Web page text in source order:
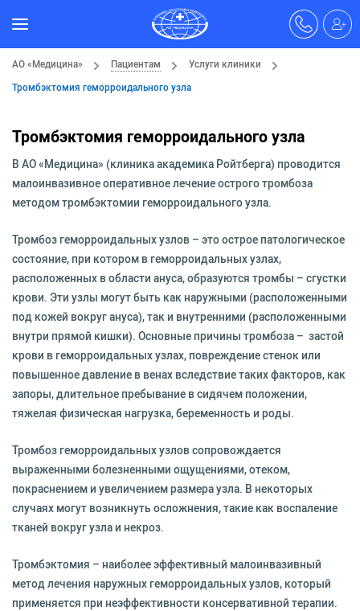
АО «Медицина» Пациентам
Услуги клиники
Тромбэктомия геморроидального узла
Тромбэктомия геморроидального узла
В АО «Медицина» (клиника академика Ройтберга) проводится
малоинвазивное оперативное лечение острого тромбоза
методом тромбэктомии геморроидального узла.
Тромбоз геморроидальных узлов – это острое патологическое
состояние, при котором в геморроидальных узлах,
расположенных в области ануса, образуются тромбы – сгустки
крови. Эти узлы могут быть как наружными (расположенными
под кожей вокруг ануса), так и внутренними (расположенными
внутри прямой кишки). Основные причины тромбоза – застой
крови в геморроидальных узлах, повреждение стенок или
повышенное давление в венах вследствие таких факторов, как
запоры, длительное пребывание в сидячем положении,
тяжелая физическая нагрузка, беременность и роды.
Тромбоз геморроидальных узлов сопровождается
выраженными болезненными ощущениями, отеком,
покраснением и увеличением размера узла. В некоторых
случаях могут возникнуть осложнения, такие как воспаление
тканей вокруг узла и некроз.
Тромбэктомия – наиболее эффективный малоинвазивный
метод лечения наружных геморроидальных узлов, который
применяется при неэффективности консервативной терапии.